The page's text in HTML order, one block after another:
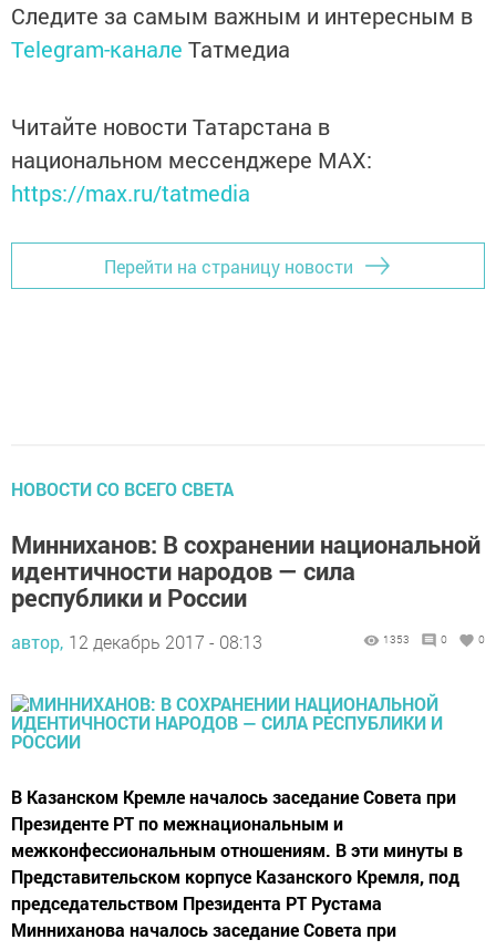
Следите за самым важным и интересным в
Telegram-канале Татмедиа
Читайте новости Татарстана в
национальном мессенджере MАХ:
https://max.ru/tatmedia
Перейти на страницу новости
НОВОСТИ СО ВСЕГО СВЕТА
Минниханов: В сохранении национальной
идентичности народов — сила
республики и России
автор, 12 декабрь 2017 - 08:13 1353 0 0
В Казанском Кремле началось заседание Совета при
Президенте РТ по межнациональным и
межконфессиональным отношениям. В эти минуты в
Представительском корпусе Казанского Кремля, под
председательством Президента РТ Рустама
Минниханова началось заседание Совета при